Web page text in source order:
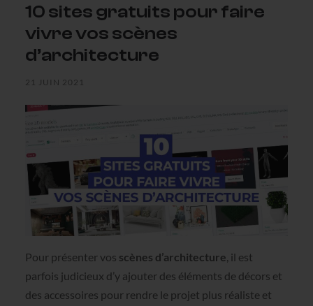
10 sites gratuits pour faire
vivre vos scènes
d’architecture
21 JUIN 2021
Pour présenter vos scènes d’architecture, il est
parfois judicieux d’y ajouter des éléments de décors et
des accessoires pour rendre le projet plus réaliste et